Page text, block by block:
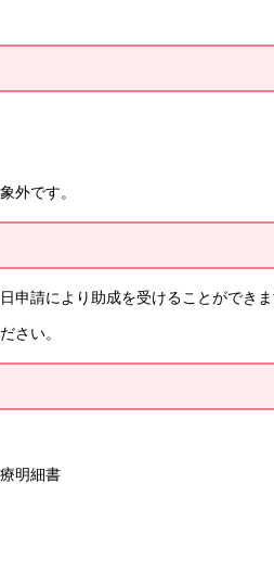
外です。
申請により助成を受けることができま
さい。
明細書